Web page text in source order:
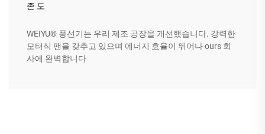
존 도
WEIYU® 풍선기는 우리 제조 공장을 개선했습니다. 강력한
모터식 팬을 갖추고 있으며 에너지 효율이 뛰어나 ours 회
사에 완벽합니다